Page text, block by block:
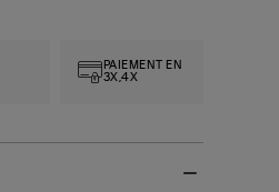
PAIEMENT EN
3X,4X